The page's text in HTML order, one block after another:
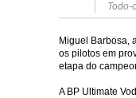
Todo-
Miguel Barbosa,
os pilotos em
etapa do
A BP Ultimate